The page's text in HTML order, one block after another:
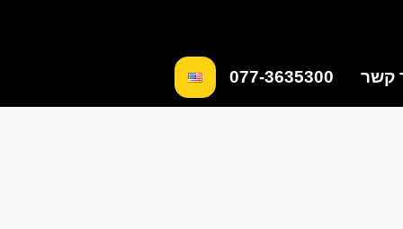
קשר 077-3635300